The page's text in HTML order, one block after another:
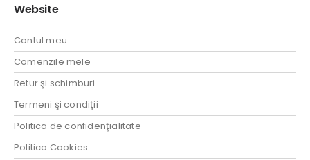
Website
Contul meu
Comenzile mele
Retur şi schimburi
Termeni şi condiţii
Politica de confidenţialitate
Politica Cookies